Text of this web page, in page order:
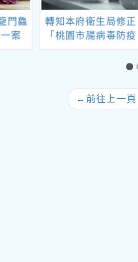
門鱻
案
轉知本府衛生局修正
「桃園市腸病毒防疫
措施」公告1份
← 前往上一頁